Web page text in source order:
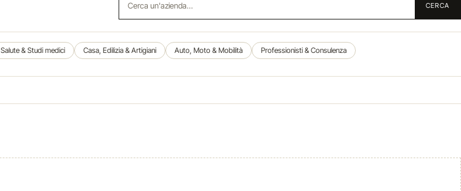
CERCA
Salute & Studi medici Casa, Edilizia & Artigiani Auto, Moto & Mobilità
Professionisti & Consulenza